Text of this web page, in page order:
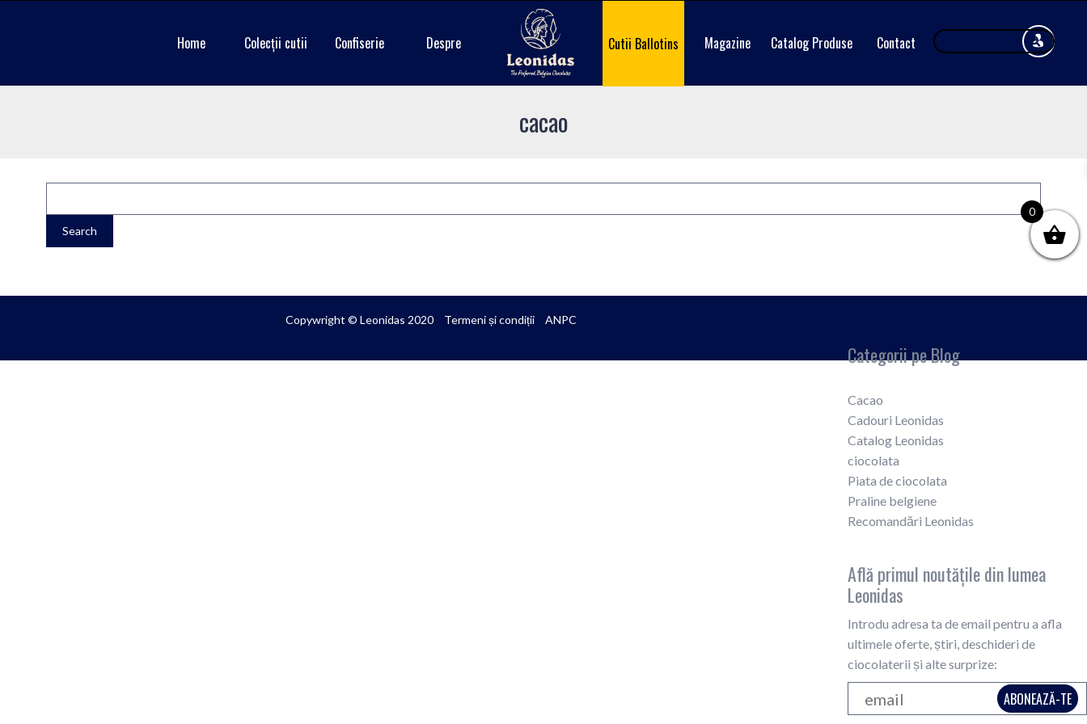
Home Colecții cutii Confiserie Despre Cutii Ballotins Magazine Catalog Produse Contact
cacao
Categorii pe Blog
Cacao
Cadouri Leonidas
Catalog Leonidas
ciocolata
Piata de ciocolata
Praline belgiene
Recomandări Leonidas
Află primul noutățile din lumea
Leonidas
Introdu adresa ta de email pentru a afla
ultimele oferte, știri, deschideri de
ciocolaterii și alte surprize:
Copywright © Leonidas 2020 Termeni și condiții ANPC
0